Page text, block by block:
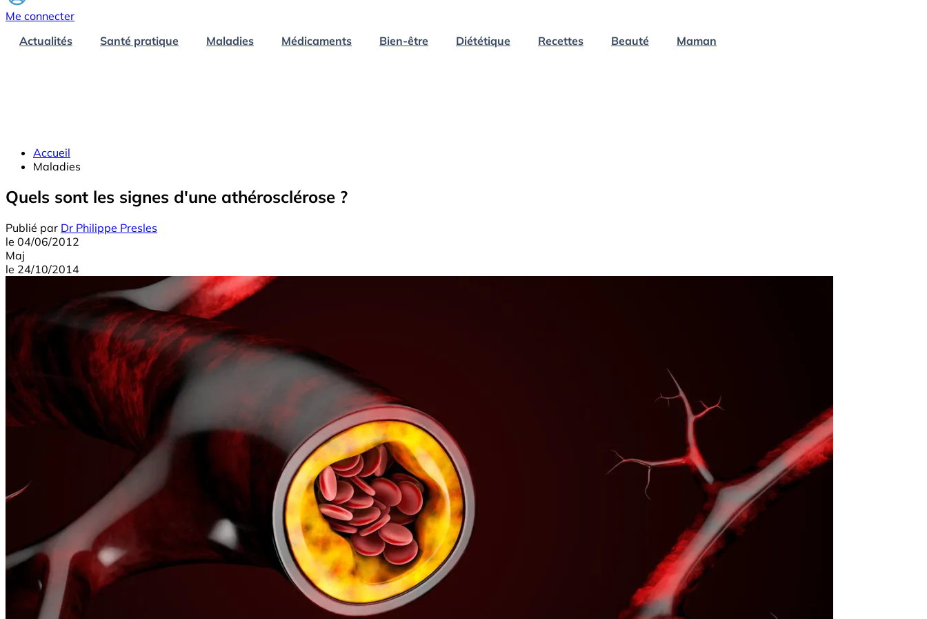
Me connecter
Actualités
Santé pratique Maladies Médicaments Bien-être Diététique Recettes Beauté Maman
Accueil
Maladies
Quels sont les signes d'une athérosclérose ?
Publié par Dr Philippe Presles
le 04/06/2012
Maj
le 24/10/2014